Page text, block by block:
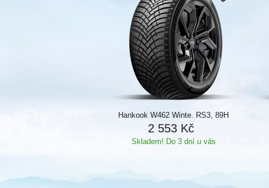
Hankook W462 Winte. RS3, 89H
2 553 Kč
Skladem! Do 3 dní u vás